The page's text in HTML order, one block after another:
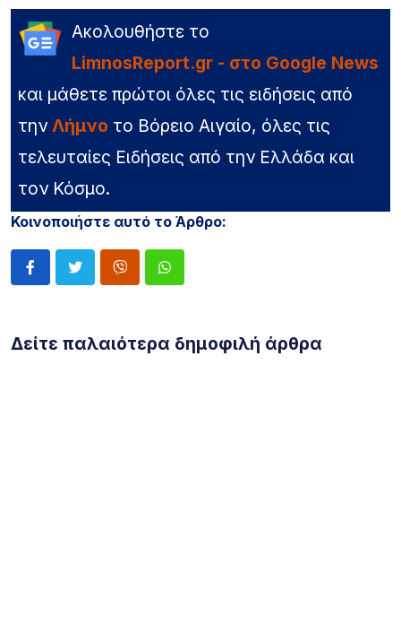
Ακολουθήστε το
LimnosReport.gr - στο Google News
και μάθετε πρώτοι όλες τις ειδήσεις από
την Λήμνο το Βόρειο Αιγαίο, όλες τις
τελευταίες Ειδήσεις από την Ελλάδα και
τον Κόσμο.
Κοινοποιήστε αυτό το Άρθρο:
Δείτε παλαιότερα δημοφιλή άρθρα